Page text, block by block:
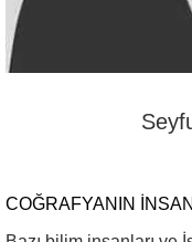
COĞRAFYANIN